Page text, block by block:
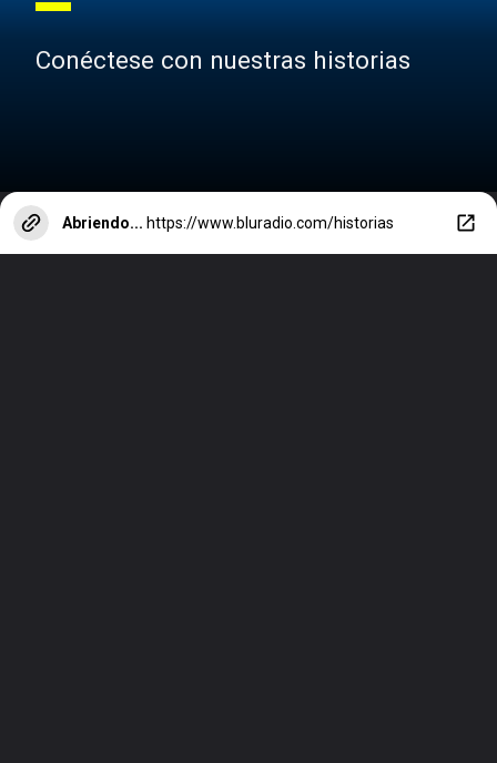
Conéctese con nuestras historias
Abriendo... https://www.bluradio.com/historias